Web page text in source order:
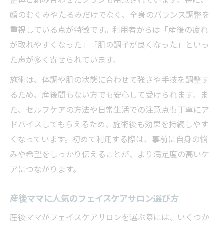
顔のむくみやたるみだけでなく、全身のバランス調整を
重視している点が特徴です。利用者からは「産後の疲れ
が取れやすくなった」「肌の調子が良くなった」といっ
た声が多く寄せられています。
施術は、体調や肌の状態に合わせて強さや手技を調整す
るため、産後間もない方でも安心して受けられます。ま
た、セルフケアの方法や日常生活での注意点も丁寧にア
ドバイスしてもらえるため、施術後も効果を持続しやす
くなっています。初めて利用する際は、事前に自身の悩
みや希望をしっかり伝えることが、より満足度の高いケ
アにつながります。
産後ママに人気のフェイスケアサロン選び方
産後ママがフェイスケアサロンを選ぶ際には、いくつか